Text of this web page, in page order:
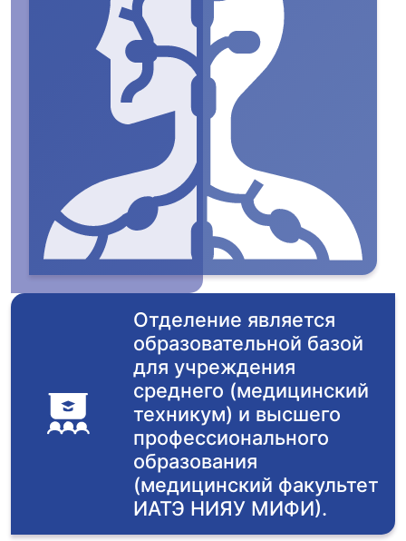
Отделение является
образовательной базой
для учреждения
среднего (медицинский
техникум) и высшего
профессионального
образования
(медицинский факультет
ИАТЭ НИЯУ МИФИ).